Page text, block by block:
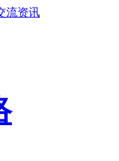
流资讯